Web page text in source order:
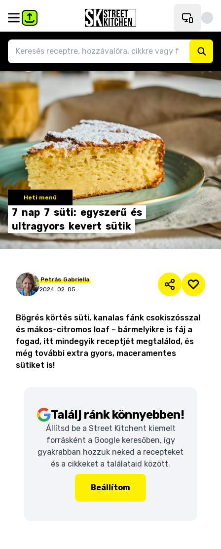
Heti menü
7 nap 7 süti: egyszerű és
ultragyors kevert sütik
Petrás Gabriella
2024. 02. 05.
Bögrés körtés süti, kanalas fánk csokiszósszal
és mákos-citromos loaf – bármelyikre is fáj a
fogad, itt mindegyik receptjét megtalálod, és
még további extra gyors, maceramentes
sütiket is!
Találj ránk könnyebben!
Állítsd be a Street Kitchent kiemelt
forrásként a Google keresőben, így
gyakrabban hozzuk neked a recepteket
és a cikkeket a találataid között.
Beállítom